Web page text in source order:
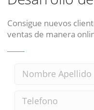
Consigue nuevos
ventas de manera